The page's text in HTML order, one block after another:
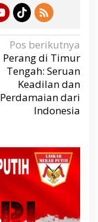
Pos berikutnya
Perang di Timur
Tengah: Seruan
Keadilan dan
Perdamaian dari
Indonesia